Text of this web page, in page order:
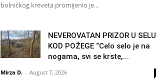
bolničkog kreveta promijenio je...
NEVEROVATAN PRIZOR U SELU
KOD POŽEGE “Celo selo je na
nogama, svi se krste,...
Mirza D. - August 7, 2026